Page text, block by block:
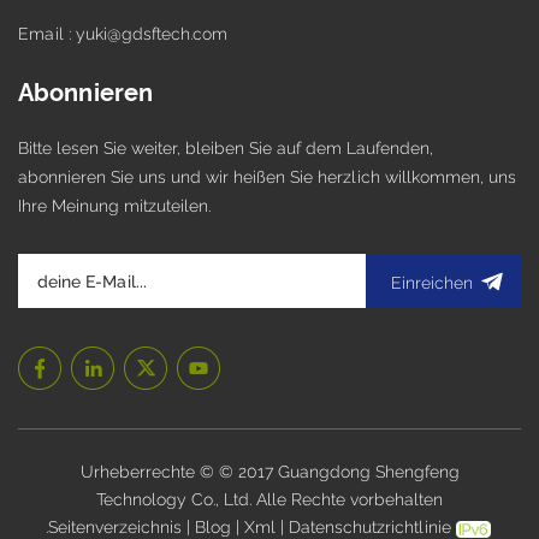
Email : yuki@gdsftech.com
Abonnieren
Bitte lesen Sie weiter, bleiben Sie auf dem Laufenden,
abonnieren Sie uns und wir heißen Sie herzlich willkommen, uns
Ihre Meinung mitzuteilen.
Einreichen
Urheberrechte © © 2017 Guangdong Shengfeng
Technology Co., Ltd. Alle Rechte vorbehalten
.Seitenverzeichnis Blog Xml| Datenschutzrichtlinie